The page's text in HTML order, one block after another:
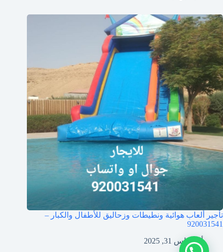
تأجير ألعاب هوائية ونطيطات وزحاليق للأطفال والكبار –
920031541
أغسطس 31, 2025